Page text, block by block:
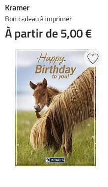
Kramer
Bon cadeau à imprimer
À partir de 5,00 €